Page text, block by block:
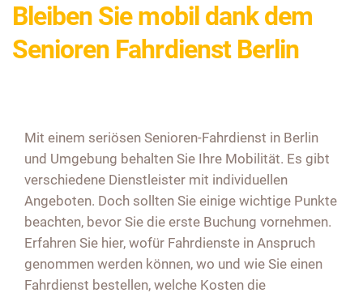
Bleiben Sie mobil dank dem
Senioren Fahrdienst Berlin
Mit einem seriösen Senioren-Fahrdienst in Berlin
und Umgebung behalten Sie Ihre Mobilität. Es gibt
verschiedene Dienstleister mit individuellen
Angeboten. Doch sollten Sie einige wichtige Punkte
beachten, bevor Sie die erste Buchung vornehmen.
Erfahren Sie hier, wofür Fahrdienste in Anspruch
genommen werden können, wo und wie Sie einen
Fahrdienst bestellen, welche Kosten die